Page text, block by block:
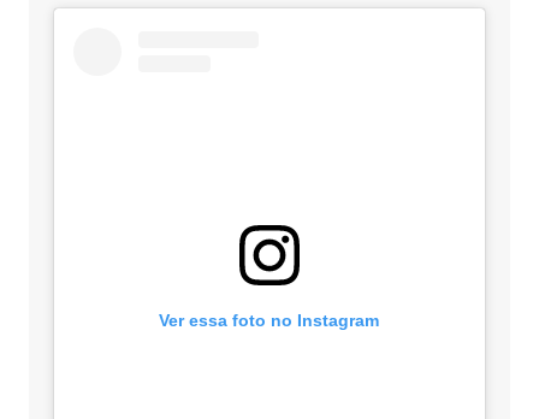
Ver essa foto no Instagram